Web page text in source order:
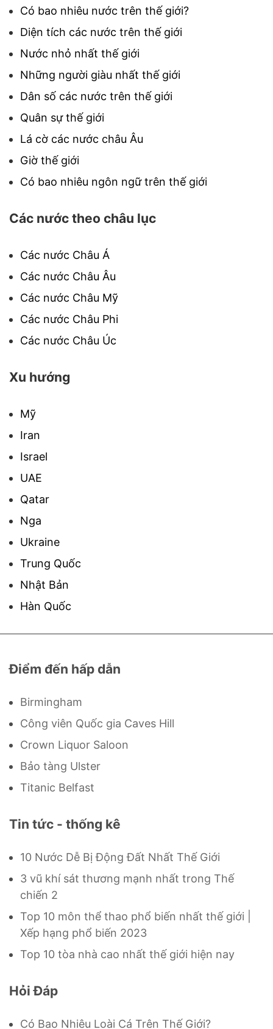
Có bao nhiêu nước trên thế giới?
Diện tích các nước trên thế giới
Nước nhỏ nhất thế giới
Những người giàu nhất thế giới
Dân số các nước trên thế giới
Quân sự thế giới
Lá cờ các nước châu Âu
Giờ thế giới
Có bao nhiêu ngôn ngữ trên thế giới
Các nước theo châu lục
Các nước Châu Á
Các nước Châu Âu
Các nước Châu Mỹ
Các nước Châu Phi
Các nước Châu Úc
Xu hướng
Mỹ
Iran
Israel
UAE
Qatar
Nga
Ukraine
Trung Quốc
Nhật Bản
Hàn Quốc
Điểm đến hấp dẫn
Birmingham
Công viên Quốc gia Caves Hill
Crown Liquor Saloon
Bảo tàng Ulster
Titanic Belfast
Tin tức - thống kê
10 Nước Dễ Bị Động Đất Nhất Thế Giới
3 vũ khí sát thương mạnh nhất trong Thế
chiến 2
Top 10 môn thể thao phổ biến nhất thế giới |
Xếp hạng phổ biến 2023
Top 10 tòa nhà cao nhất thế giới hiện nay
Hỏi Đáp
Có Bao Nhiêu Loài Cá Trên Thế Giới?